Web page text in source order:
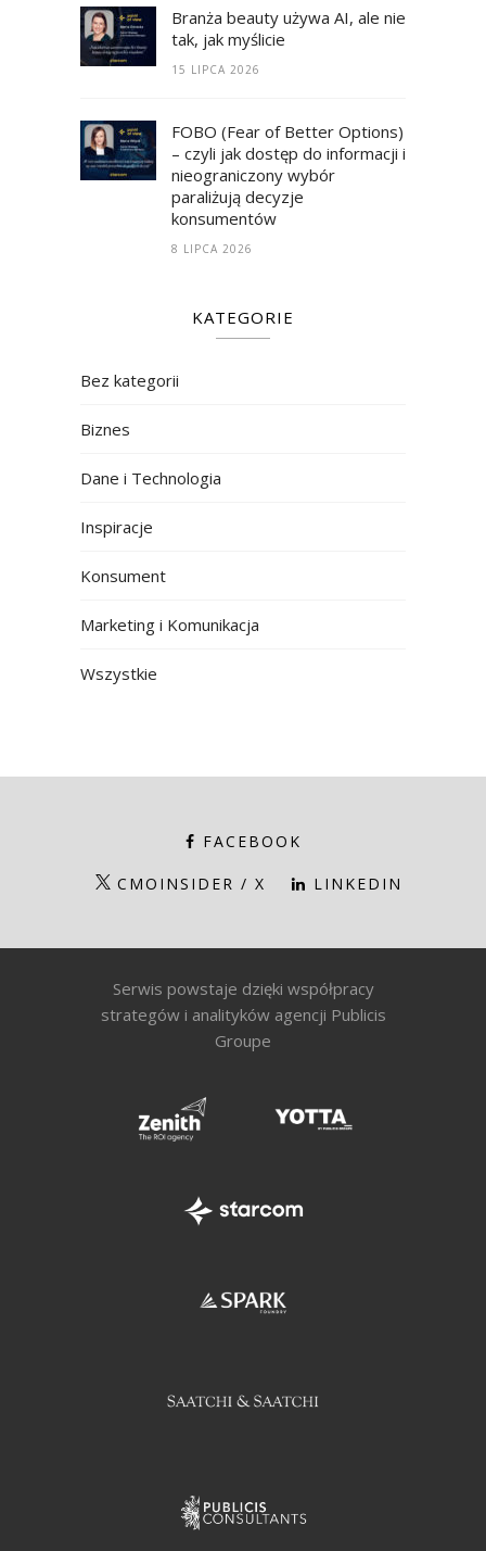
Branża beauty używa AI, ale nie
tak, jak myślicie
15 LIPCA 2026
FOBO (Fear of Better Options)
– czyli jak dostęp do informacji i
nieograniczony wybór
paraliżują decyzje
konsumentów
8 LIPCA 2026
KATEGORIE
Bez kategorii
Biznes
Dane i Technologia
Inspiracje
Konsument
Marketing i Komunikacja
Wszystkie
FACEBOOK
CMOINSIDER / X LINKEDIN
Serwis powstaje dzięki współpracy
strategów i analityków agencji Publicis
Groupe